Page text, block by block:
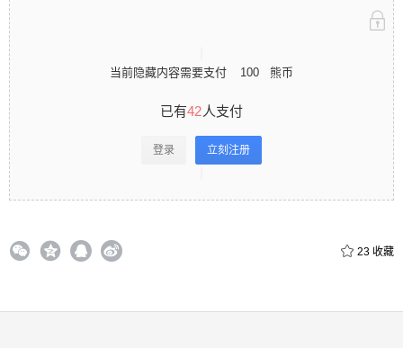
当前隐藏内容需要支付 100 熊币
已有42人支付
登录 立刻注册
23 收藏
扫描二维码继续阅读